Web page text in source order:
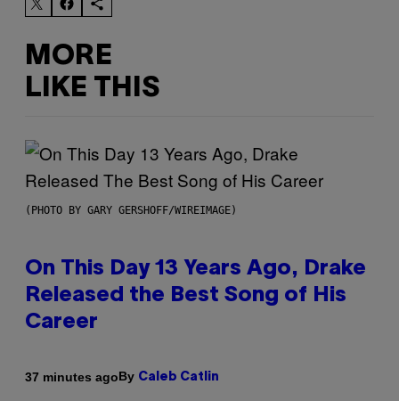
MORE
LIKE THIS
(PHOTO BY GARY GERSHOFF/WIREIMAGE)
On This Day 13 Years Ago, Drake
Released the Best Song of His
Career
37 minutes agoBy Caleb Catlin